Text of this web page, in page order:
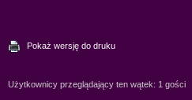
Pokaż wersję do druku
Użytkownicy przeglądający ten wątek: 1 gości